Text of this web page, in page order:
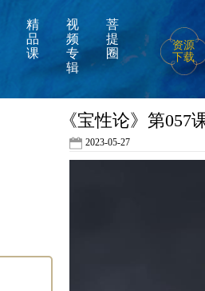
精
品
课
视
频
专
辑
菩
提
圈
资源
下载
《宝性论》第057
2023-05-27